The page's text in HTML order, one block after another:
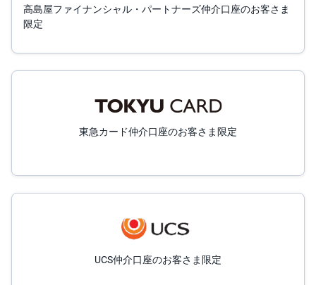
高島屋ファイナンシャル・パートナーズ仲介口座のお客さま
限定
東急カード仲介口座のお客さま限定
UCS仲介口座のお客さま限定